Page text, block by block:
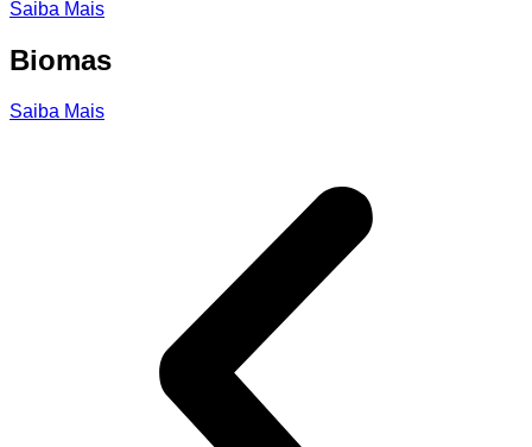
Saiba Mais
Biomas
Saiba Mais